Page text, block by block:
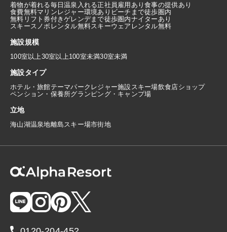
着物が着れる毎日温泉入れる正社員雇用あり食事の提供あり
食費無料マリンレジャー環境あり ビーチまで徒歩圏内
無料リフト券付きゲレンデまで徒歩圏内ナイターあり
スキースノボレンタル無料スキーウェアレンタル無料
施設規模
100室以上30室以上100室未満30室未満
施設タイプ
ホテル・旅館テーマパーク レジャー施設 スキー場飲食店ショップ
ペンション・保養所グランピング・キャンプ場
立地
海山湖温泉地離島 スキー場市街地